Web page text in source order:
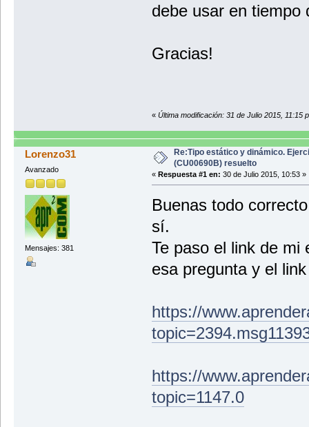
debe usar en tiempo
Gracias!
« Última modificación: 31 de Julio 2015, 11:15
Lorenzo31
Avanzado
Mensajes: 381
Re:Tipo estático y dinámico.
(CU00690B) resuelto
« Respuesta #1 en: 30 de Julio 2015, 10:53 »
Buenas todo
sí.
Te paso el link de mi
esa pregunta y el
https://
https://
topic=1147.0